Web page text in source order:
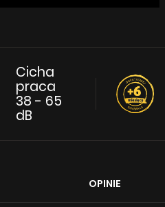
Cicha
praca
38 - 65
dB
OPINIE